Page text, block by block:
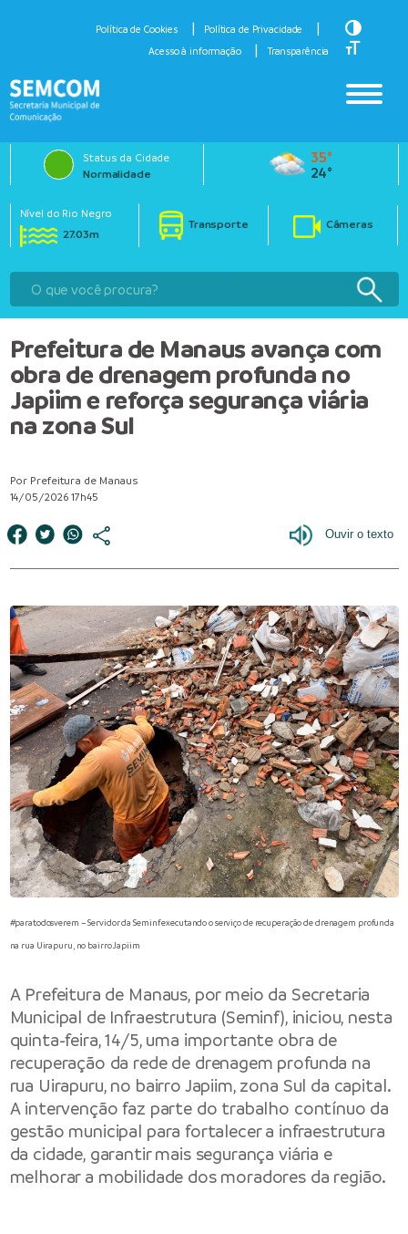
Política de Cookies
Política de Privacidade
Acesso à informação
Transparência
Toggle
Toggle
Status da Cidade
Normalidade
35°
24°
Nível do Rio Negro
27.03m
Transporte Câmeras
Prefeitura de Manaus avança com
obra de drenagem profunda no
Japiim e reforça segurança viária
na zona Sul
Por Prefeitura de Manaus
14/05/2026 17h45
#paratodosverem – Servidor da Seminf executando o serviço de recuperação de drenagem profunda
na rua Uirapuru, no bairro Japiim
A Prefeitura de Manaus, por meio da Secretaria
Municipal de Infraestrutura (Seminf), iniciou, nesta
quinta-feira, 14/5, uma importante obra de
recuperação da rede de drenagem profunda na
rua Uirapuru, no bairro Japiim, zona Sul da capital.
A intervenção faz parte do trabalho contínuo da
gestão municipal para fortalecer a infraestrutura
da cidade, garantir mais segurança viária e
melhorar a mobilidade dos moradores da região.